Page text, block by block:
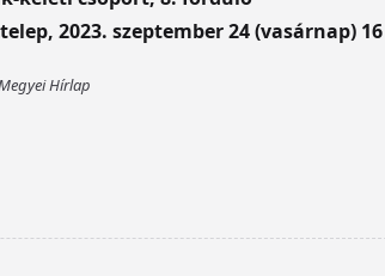
2023. szeptember 24 (vasárnap)
Hírlap